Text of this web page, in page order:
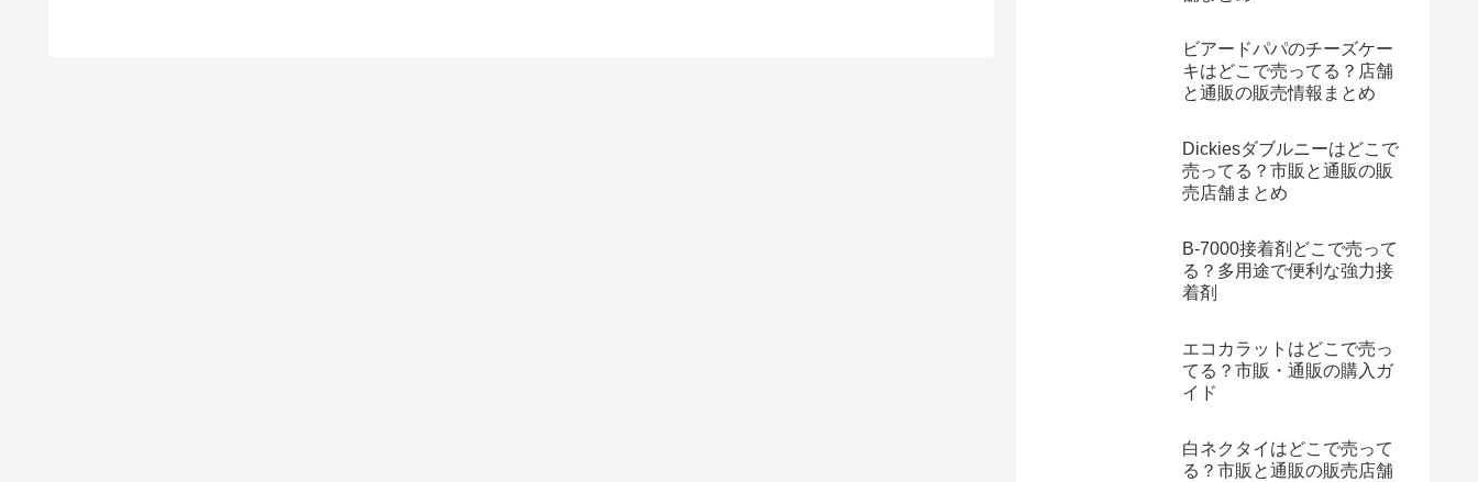
ビアードパパのチーズケー
キはどこで売ってる？店舗
と通販の販売情報まとめ
Dickiesダブルニーはどこで
売ってる？市販と通販の販
売店舗まとめ
B-7000接着剤どこで売って
る？多用途で便利な強力接
着剤
エコカラットはどこで売っ
てる？市販・通販の購入ガ
イド
白ネクタイはどこで売って
る？市販と通販の販売店舗